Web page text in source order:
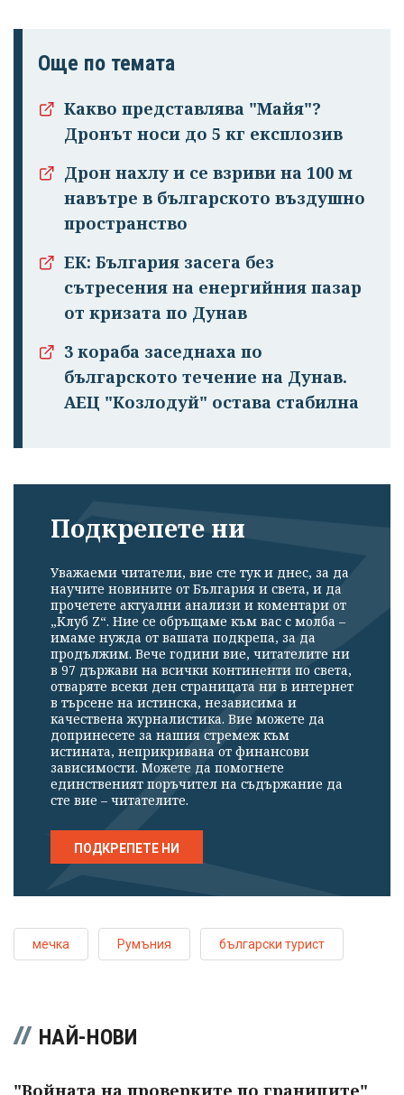
Още по темата
Какво представлява "Майя"?
Дронът носи до 5 кг експлозив
Дрон нахлу и се взриви на 100 м
навътре в българското въздушно
пространство
ЕК: България засега без
сътресения на енергийния пазар
от кризата по Дунав
3 кораба заседнаха по
българското течение на Дунав.
АЕЦ "Козлодуй" остава стабилна
Подкрепете ни
Уважаеми читатели, вие сте тук и днес, за да
научите новините от България и света, и да
прочетете актуални анализи и коментари от
„Клуб Z“. Ние се обръщаме към вас с молба –
имаме нужда от вашата подкрепа, за да
продължим. Вече години вие, читателите ни
в 97 държави на всички континенти по света,
отваряте всеки ден страницата ни в интернет
в търсене на истинска, независима и
качествена журналистика. Вие можете да
допринесете за нашия стремеж към
истината, неприкривана от финансови
зависимости. Можете да помогнете
единственият поръчител на съдържание да
сте вие – читателите.
ПОДКРЕПЕТЕ НИ
мечка Румъния български турист
НАЙ-НОВИ
"Войната на проверките по границите"